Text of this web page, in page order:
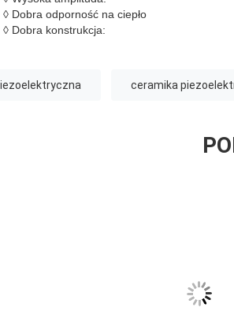
◊ Dobra odporność na ciepło
◊ Dobra konstrukcja:
ceramika